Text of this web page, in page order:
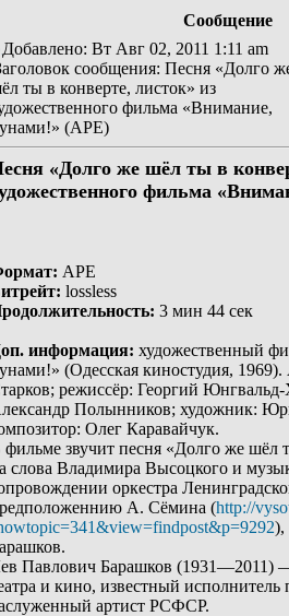
Сообщение
Добавлено: Вт Авг 02, 2011 1:11 am
сообщения: Песня «Долго
ты в конверте, листок» из
фильма «Внимание,
(APE)
«Долго же шёл ты в
фильма
APE
lossless
3 мин 44 сек
информация: художественный
(Одесская киностудия,
режиссёр: Георгий
Полынников; художник:
Олег Каравайчук.
звучит песня «Долго же шёл
слова Владимира Высоцкого и
оркестра
А. Сёмина (http://
),
Павлович Барашков (1931—2011)
и кино, известный
артист РСФСР.